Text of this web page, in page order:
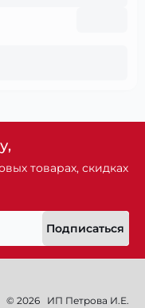
товарах, скидках
Подписаться
© 2026 ИП Петрова И.Е.